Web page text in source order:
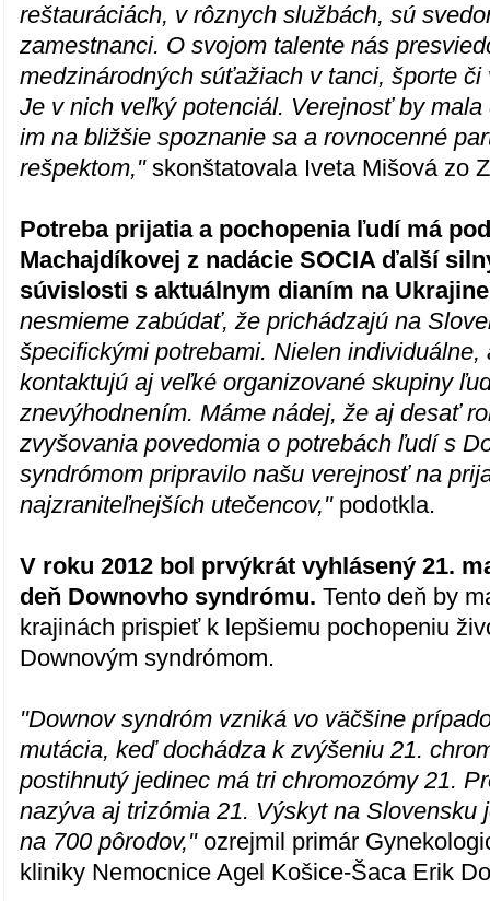
reštauráciách, v rôznych službách, sú
zamestnanci. O svojom talente nás
medzinárodných súťažiach v tanci, športe
Je v nich veľký potenciál. Verejnosť by
im na bližšie spoznanie sa a rovnocenné
rešpektom,"skonštatovala Iveta Mišová zo
Potreba prijatia a pochopenia ľudí má
Machajdíkovej z nadácie SOCIA ďalší
súvislosti s aktuálnym dianím na
nesmieme zabúdať, že prichádzajú na
špecifickými potrebami. Nielen individuálne,
kontaktujú aj veľké organizované skupiny
znevýhodnením. Máme nádej, že aj desať
zvyšovania povedomia o potrebách ľudí s
syndrómom pripravilo našu verejnosť na
najzraniteľnejších utečencov," podotkla.
V roku 2012 bol prvýkrát vyhlásený 21.
deň Downovho syndrómu.Tento deň by
krajinách prispieť k lepšiemu pochopeniu
Downovým syndrómom.
"Downov syndróm vzniká vo väčšine
mutácia, keď dochádza k zvýšeniu 21.
postihnutý jedinec má tri chromozómy 21.
nazýva aj trizómia 21. Výskyt na Slovensku
na 700 pôrodov,"ozrejmil primár
kliniky Nemocnice Agel Košice-Šaca Erik